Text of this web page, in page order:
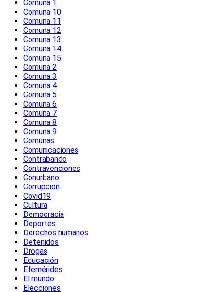
Comuna 1
Comuna 10
Comuna 11
Comuna 12
Comuna 13
Comuna 14
Comuna 15
Comuna 2
Comuna 3
Comuna 4
Comuna 5
Comuna 6
Comuna 7
Comuna 8
Comuna 9
Comunas
Comunicaciones
Contrabando
Contravenciones
Conurbano
Corrupción
Covid19
Cultura
Democracia
Deportes
Derechos humanos
Detenidos
Drogas
Educación
Efemérides
El mundo
Elecciones